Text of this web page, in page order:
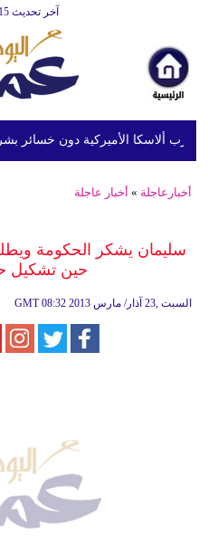
آخر تحديث GMT17:17:15
أخبارعاجلة » أخبار عاجلة
سليمان يشكر الحكومة
حين تشكيل
GMT 08:32 2013 السبت ,23 آذار/ مارس